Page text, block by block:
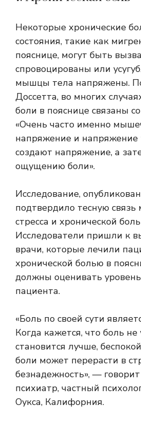
Некоторые хронические
состояния, такие как
пояснице, могут быть
спровоцированы или
мышцы тела напряжены.
Доссетта, во многих
боли в пояснице связаны
«Очень часто именно
напряжение и напряжение
создают напряжение, а
ощущению боли».
Исследование,
подтвердило тесную
стресса и хронической
Исследователи пришли к
врачи, которые лечили
хронической болью в
должны оценивать уровень
пациента.
«Боль по своей сути
Когда кажется, что боль
становится лучше,
боли может перерасти в
безнадежность», —
психиатр, частный
Оукса, Калифорния.